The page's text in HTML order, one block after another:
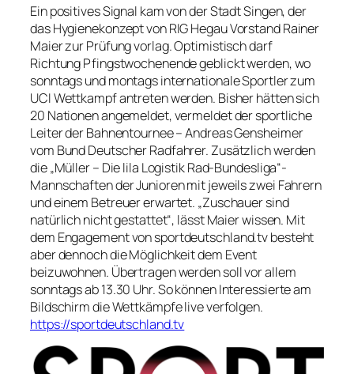
Ein positives Signal kam von der Stadt Singen, der
das Hygienekonzept von RIG Hegau Vorstand Rainer
Maier zur Prüfung vorlag. Optimistisch darf
Richtung Pfingstwochenende geblickt werden, wo
sonntags und montags internationale Sportler zum
UCI Wettkampf antreten werden. Bisher hätten sich
20 Nationen angemeldet, vermeldet der sportliche
Leiter der Bahnentournee – Andreas Gensheimer
vom Bund Deutscher Radfahrer. Zusätzlich werden
die „Müller – Die lila Logistik Rad-Bundesliga“-
Mannschaften der Junioren mit jeweils zwei Fahrern
und einem Betreuer erwartet. „Zuschauer sind
natürlich nicht gestattet“, lässt Maier wissen. Mit
dem Engagement von sportdeutschland.tv besteht
aber dennoch die Möglichkeit dem Event
beizuwohnen. Übertragen werden soll vor allem
sonntags ab 13.30 Uhr. So können Interessierte am
Bildschirm die Wettkämpfe live verfolgen.
https://sportdeutschland.tv